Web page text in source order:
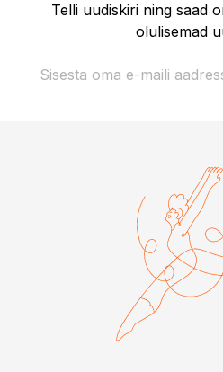
Telli uudiskiri ning saad
olulisemad